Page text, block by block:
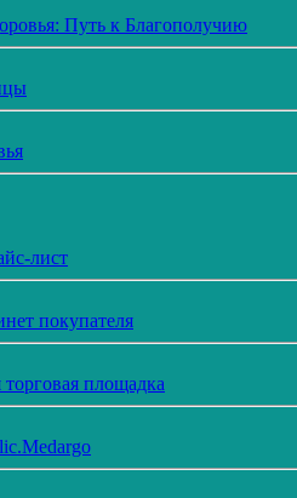
Путь к Благополучию
лист
покупателя
площадка